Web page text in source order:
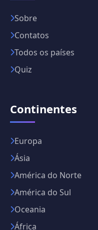
Sobre
Contatos
Todos os países
Quiz
Continentes
Europa
Ásia
América do Norte
América do Sul
Oceania
África